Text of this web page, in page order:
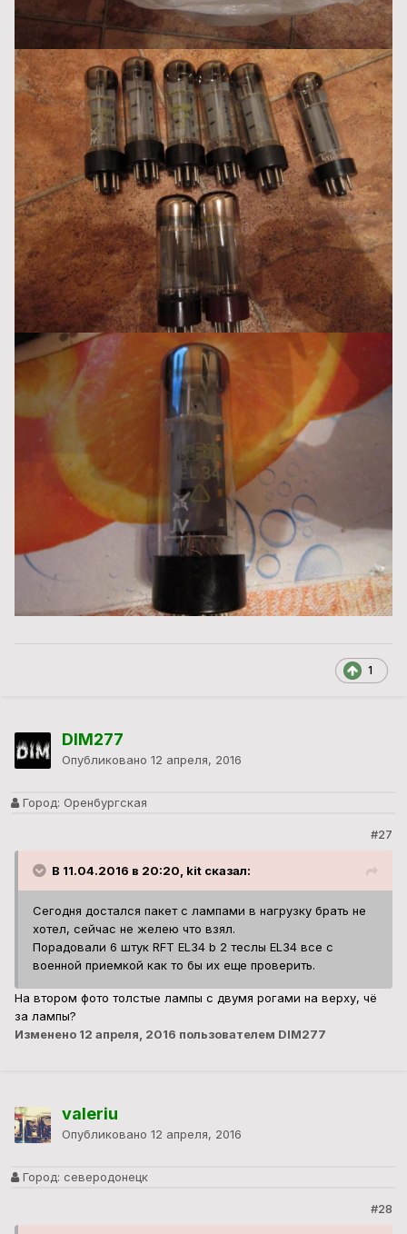
1
DIM277
Опубликовано 12 апреля, 2016
Город: Оренбургская
#27
В 11.04.2016 в 20:20, kit сказал:
Сегодня достался пакет с лампами в нагрузку брать не
хотел, сейчас не желею что взял.
Порадовали 6 штук RFT EL34 b 2 теслы EL34 все с
военной приемкой как то бы их еще проверить.
На втором фото толстые лампы с двумя рогами на верху, чё
за лампы?
Изменено 12 апреля, 2016 пользователем DIM277
valeriu
Опубликовано 12 апреля, 2016
Город: северодонецк
#28